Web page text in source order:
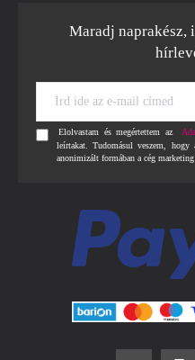
Maradj naprakész,
az
e-
Elolvastam és megértettem az
leírtakat. Tudomásul veszem, hogy
anonimizált formában a cég marketing